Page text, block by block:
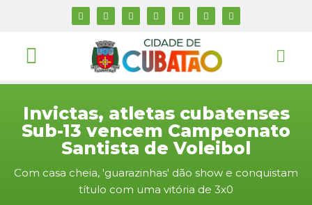
Invictas, atletas cubatenses
Sub-13 vencem Campeonato
Santista de Voleibol
Com casa cheia, 'guarazinhas' dão show e conquistam
título com uma vitória de 3x0